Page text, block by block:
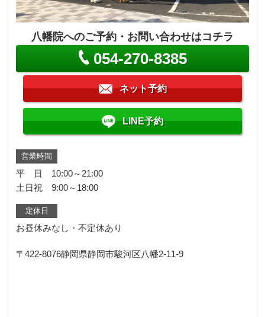
八幡院へのご予約・お問い合わせはコチラ
054-270-8385
ネット予約
LINE予約
営業時間
平 日 10:00～21:00
土日祝 9:00～18:00
定休日
お昼休みなし・不定休あり
〒422-8076静岡県静岡市駿河区八幡2-11-9